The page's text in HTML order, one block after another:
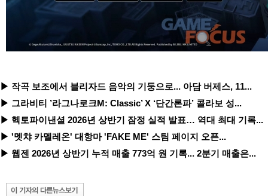
▶ 작곡 보조에서 블리자드 음악의 기둥으로... 아담 버제스, 11...
▶ 그라비티 ’라그나로크M: Classic’ X ‘단간론파’ 콜라보 성...
▶ 헥토파이낸셜 2026년 상반기 잠정 실적 발표… 역대 최대 기록...
▶ '멧챠 카멜레온' 대항마 'FAKE ME' 스팀 페이지 오픈...
▶ 웹젠 2026년 상반기 누적 매출 773억 원 기록... 2분기 매출은...